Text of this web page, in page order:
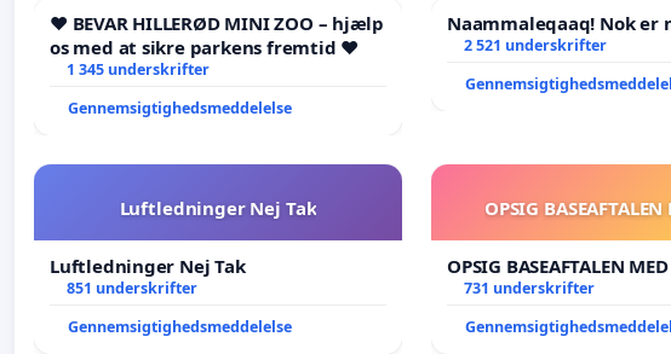
❤️ BEVAR HILLERØD MINI ZOO – hjælp
os med at sikre parkens fremtid ❤️
1 345 underskrifter
Gennemsigtighedsmeddelelse
Naammaleqaaq! Nok er
2 521 underskrifter
Luftledninger Nej Tak
Luftledninger Nej Tak
851 underskrifter
Gennemsigtighedsmeddelelse
OPSIG BASEAFTALEN
OPSIG BASEAFTALEN
731 underskrifter